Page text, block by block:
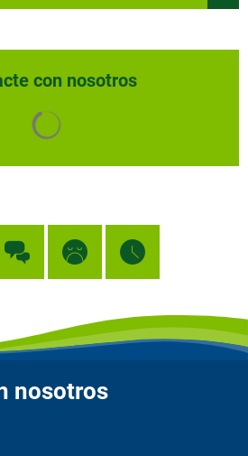
con nosotros
nosotros